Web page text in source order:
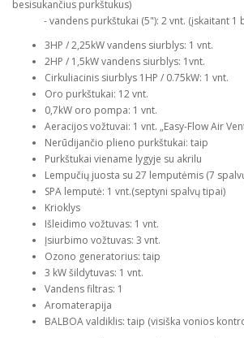
besisukančius purkštukus)
- vandens purkštukai (5"): 2 vnt. (įskaitant 1
3HP / 2,25kW vandens siurblys: 1 vnt.
2HP / 1,5kW vandens siurblys: 1vnt.
Cirkuliacinis siurblys 1HP / 0.75kW: 1 vnt.
Oro purkštukai: 12 vnt.
0,7kW oro pompa: 1 vnt.
Aeracijos vožtuvai: 1 vnt. „Easy-Flow Air
Nerūdijančio plieno purkštukai: taip
Purkštukai viename lygyje su akrilu
Lempučių juosta su 27 lemputėmis (7
SPA lemputė: 1 vnt.(septyni spalvų tipai)
Krioklys
Išleidimo vožtuvas: 1 vnt.
Įsiurbimo vožtuvas: 3 vnt.
Ozono generatorius: taip
3 kW šildytuvas: 1 vnt.
Vandens filtras: 1
Aromaterapija
BALBOA valdiklis: taip (visiška vonios